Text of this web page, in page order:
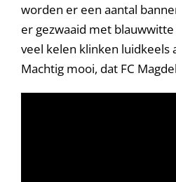
worden er een aantal
er gezwaaid met
veel kelen klinken luidkeels
Machtig mooi, dat FC